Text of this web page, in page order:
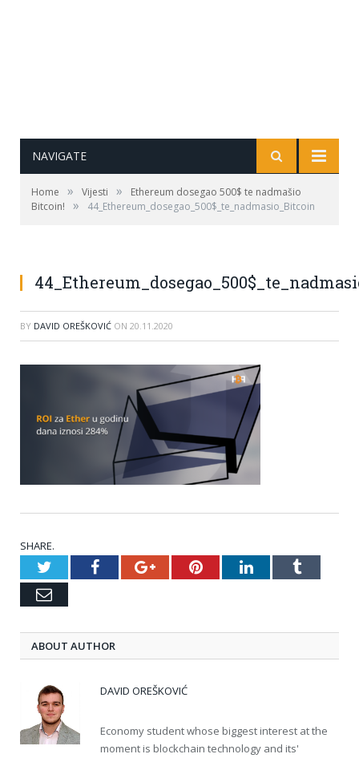
NAVIGATE
Home » Vijesti »
Ethereum dosegao 500$ te nadmašio
Bitcoin!
» 44_Ethereum_dosegao_500$_te_nadmasio_Bitcoin
BY DAVID OREŠKOVIĆ ON 20.11.2020
SHARE.
TwitterFacebookGoogle+PinterestLinkedInTumblr
Email
ABOUT AUTHOR
DAVID OREŠKOVIĆ
Economy student whose biggest interest at the
moment is blockchain technology and its'